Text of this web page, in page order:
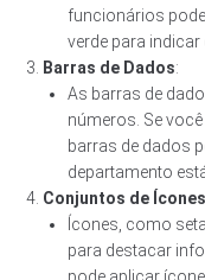
funcionários
verde para
Barras de Dados:
As barras de
números. Se
barras de dados
departamento
Conjuntos de Ícones
Ícones, como
para destacar
pode aplicar